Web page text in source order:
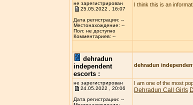
не зарегистрирован
25.05.2022 , 16:07
Дата регистрации: --
Местонахождение: --
Пол: не доступно
Комментариев: --
I think this is an
dehradun
independent
escorts :
dehradun
не зарегистрирован
24.05.2022 , 20:06
Дата регистрации: --
I am one of the most
Dehradun Call Girls